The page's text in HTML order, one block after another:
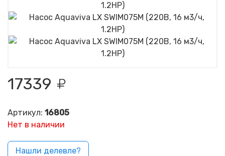
17339
Артикул: 16805
Нет в наличии
Нашли делевле?